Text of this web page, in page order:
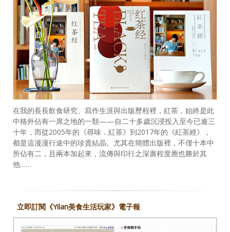
在我的長長飲食研究、寫作生涯與出版歷程裡，紅茶，始終是此
中格外佔有一席之地的一類——自二十多歲沉浸投入至今已逾三
十年，而從2005年的《尋味．紅茶》到2017年的《紅茶經》，
都是這漫漫行途中的珍貴結晶。尤其在簡體出版裡，不僅十本中
所佔有二，且兩本加起來，流傳與印行之深廣程度應也勝於其
他……
立即訂閱《Yilan美食生活玩家》電子報